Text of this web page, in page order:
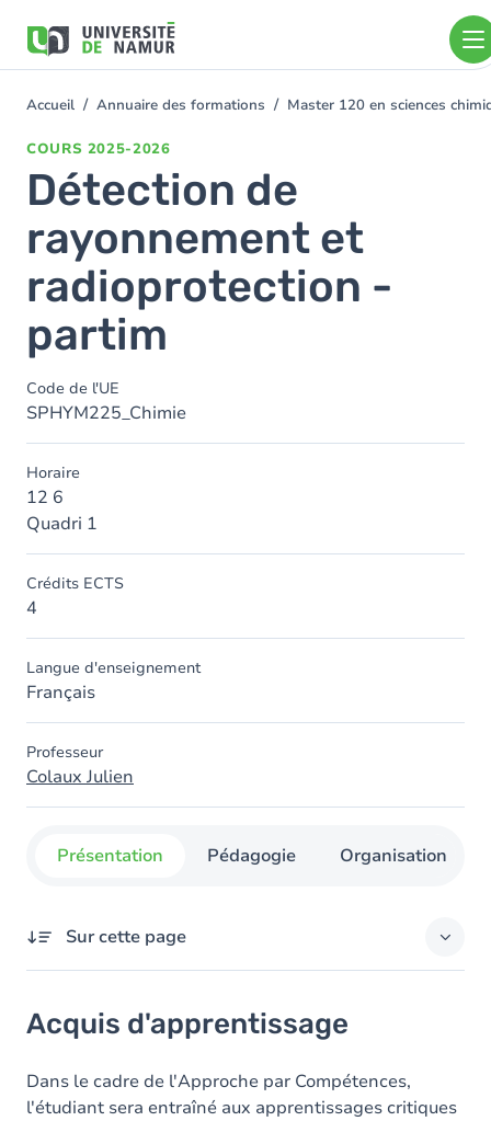
contenu
You
Accueil Annuaire des formations Master 120 en sciences
COURS 2025-2026
Détection de
rayonnement et
radioprotection -
partim
Code de l'UE
SPHYM225_Chimie
Horaire
12 6
Quadri 1
Crédits ECTS
4
Langue d'enseignement
Français
Professeur
Colaux Julien
Présentation Pédagogie Organisation
Sur cette page
Objectifs
Contenu
Acquis d'apprentissage
Dans le cadre de l'Approche par Compétences,
l'étudiant sera entraîné aux apprentissages critiques